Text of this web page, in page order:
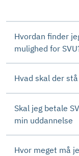
Hvordan finder
mulighed for
Hvad skal der
Skal jeg betale
min uddannelse
Hvor meget må